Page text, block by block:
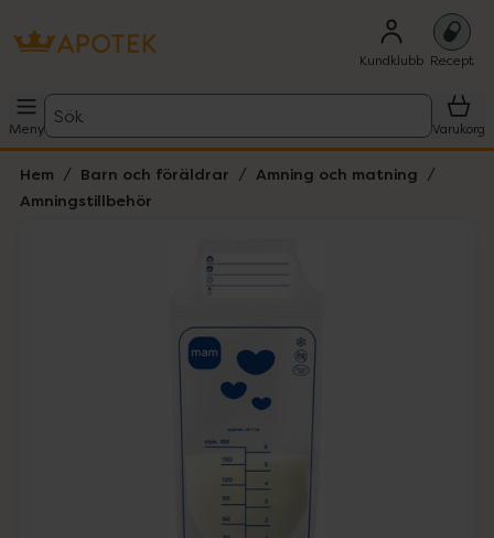
Kundklubb Recept
Meny
Sök
Varukorg
Hem Barn och föräldrar
Amning och matning
Amningstillbehör
Lista: . Innehåller 1 objekt.